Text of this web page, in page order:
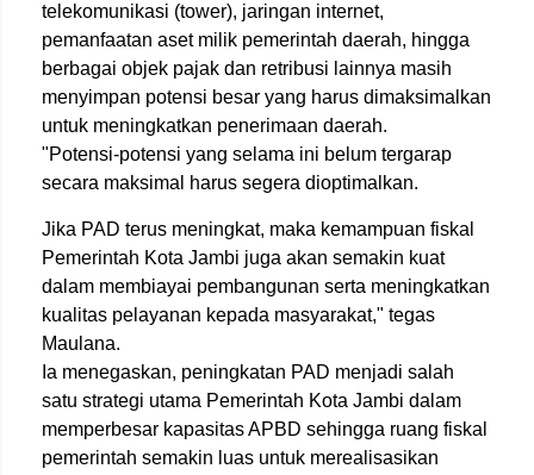
telekomunikasi (tower), jaringan internet,
pemanfaatan aset milik pemerintah daerah, hingga
berbagai objek pajak dan retribusi lainnya masih
menyimpan potensi besar yang harus dimaksimalkan
untuk meningkatkan penerimaan daerah.
"Potensi-potensi yang selama ini belum tergarap
secara maksimal harus segera dioptimalkan.
Jika PAD terus meningkat, maka kemampuan fiskal
Pemerintah Kota Jambi juga akan semakin kuat
dalam membiayai pembangunan serta meningkatkan
kualitas pelayanan kepada masyarakat," tegas
Maulana.
Ia menegaskan, peningkatan PAD menjadi salah
satu strategi utama Pemerintah Kota Jambi dalam
memperbesar kapasitas APBD sehingga ruang fiskal
pemerintah semakin luas untuk merealisasikan